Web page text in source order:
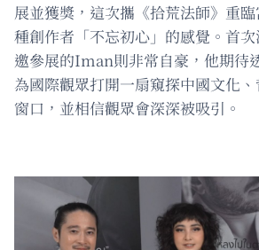
展並獲獎，這次攜《拾荒法師》重
種創作者「不忘初心」的感覺。首
邀參展的Iman則非常自豪，他期待
為國際觀眾打開一扇窺探中國文化
窗口，並相信觀眾會深深被吸引。